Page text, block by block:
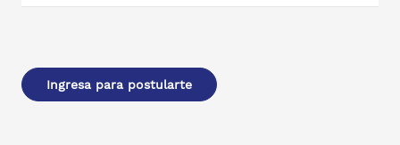
Ingresa para postularte